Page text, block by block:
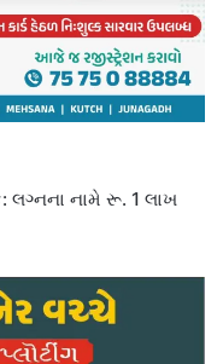
લગ્નના નામે રૂ. 1 લાખ